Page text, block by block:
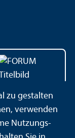
zu gestalten
verwenden
Nutzungs­